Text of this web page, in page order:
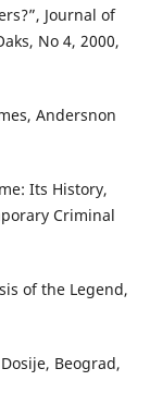
Journal of
No 4, 2000,
Andersnon
Its History,
Criminal
of the Legend,
Beograd,